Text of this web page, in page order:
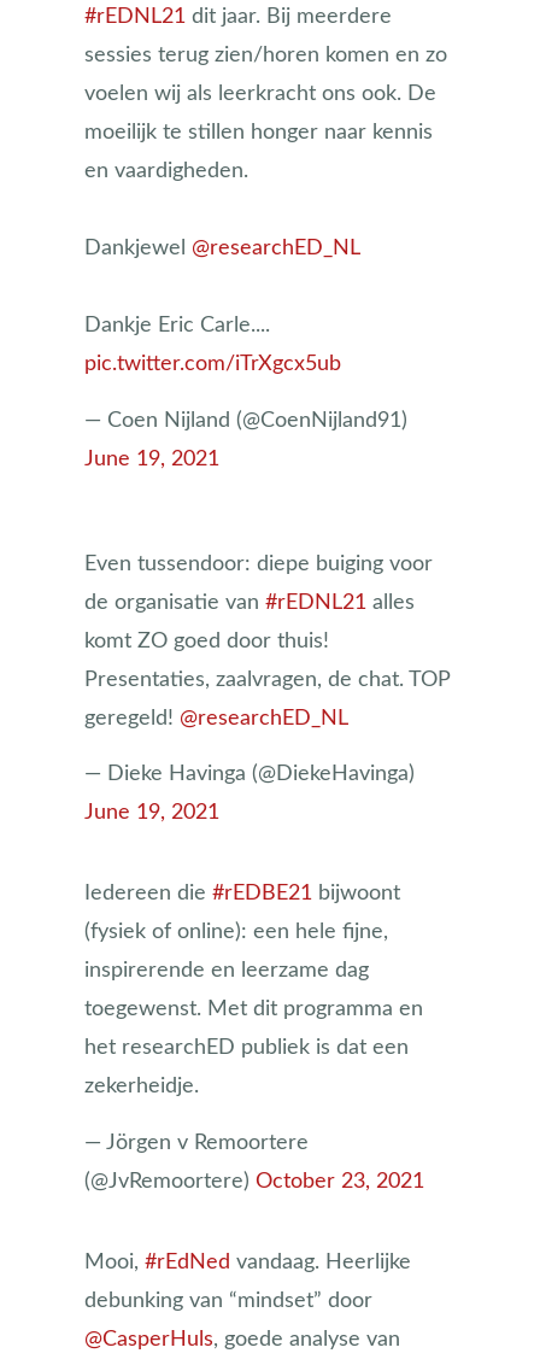
#rEDNL21 dit jaar. Bij meerdere
sessies terug zien/horen komen en zo
voelen wij als leerkracht ons ook. De
moeilijk te stillen honger naar kennis
en vaardigheden.
Dankjewel @researchED_NL
Dankje Eric Carle....
pic.twitter.com/iTrXgcx5ub
— Coen Nijland (@CoenNijland91)
June 19, 2021
Even tussendoor: diepe buiging voor
de organisatie van #rEDNL21 alles
komt ZO goed door thuis!
Presentaties, zaalvragen, de chat. TOP
geregeld! @researchED_NL
— Dieke Havinga (@DiekeHavinga)
June 19, 2021
Iedereen die #rEDBE21 bijwoont
(fysiek of online): een hele fijne,
inspirerende en leerzame dag
toegewenst. Met dit programma en
het researchED publiek is dat een
zekerheidje.
— Jörgen v Remoortere
(@JvRemoortere) October 23, 2021
Mooi, #rEdNed vandaag. Heerlijke
debunking van “mindset” door
@CasperHuls, goede analyse van